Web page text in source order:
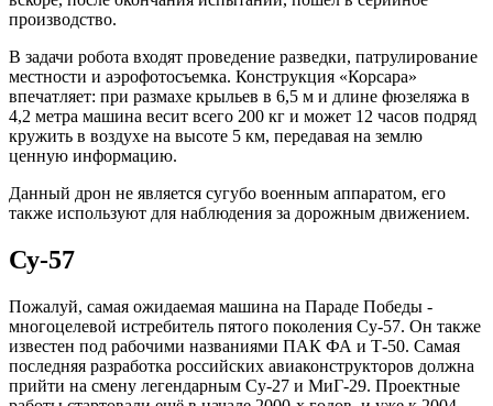
производство.
В задачи робота входят проведение разведки, патрулирование
местности и аэрофотосъемка. Конструкция «Корсара»
впечатляет: при размахе крыльев в 6,5 м и длине фюзеляжа в
4,2 метра машина весит всего 200 кг и может 12 часов подряд
кружить в воздухе на высоте 5 км, передавая на землю
ценную информацию.
Данный дрон не является сугубо военным аппаратом, его
также используют для наблюдения за дорожным движением.
Су-57
Пожалуй, самая ожидаемая машина на Параде Победы -
многоцелевой истребитель пятого поколения Су-57. Он также
известен под рабочими названиями ПАК ФА и Т-50. Самая
последняя разработка российских авиаконструкторов должна
прийти на смену легендарным Су-27 и МиГ-29. Проектные